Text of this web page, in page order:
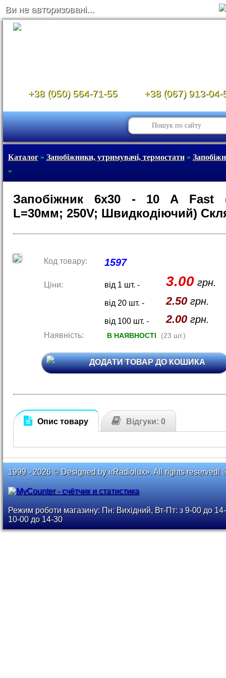
Ви не авторизовані...
+38 (050) 564-71-55 +38 (067) 913-04-
Каталог» Запобіжники, утримувачі, термостати»
»
Запобіжник 6x30 - 10 A Fast
L=30мм; 250V; Швидкодіючий)
Код товару: 1597
Ціни: від 1 шт. - 3.00грн.
від 20 шт. - 2.50грн.
від 100 шт. - 2.00грн.
Наявність: В НАЯВНОСТІ (23 шт.)
ДОДАТИ ТОВАР ДО КОШИКА
Опис товару Відгуки: 0
1999 - 2026 © Designed by «Radiolux». All rights reserved!
Режим роботи магазину: Пн: Вихідний, Вт-Пт: з 9-00 до
10-00 до 14-30